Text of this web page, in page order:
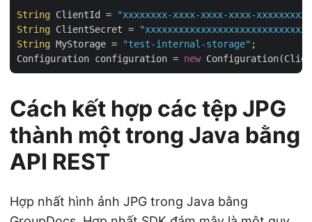
String ClientId =
"xxxxxxxx-xxxx-xxxx-xxxx-
String ClientSecret =
String MyStorage = "test-internal-storage" ;
Configuration configuration = new
Cách kết hợp các tệp JPG
thành một trong Java bằng
API REST
Hợp nhất hình ảnh JPG trong Java bằng